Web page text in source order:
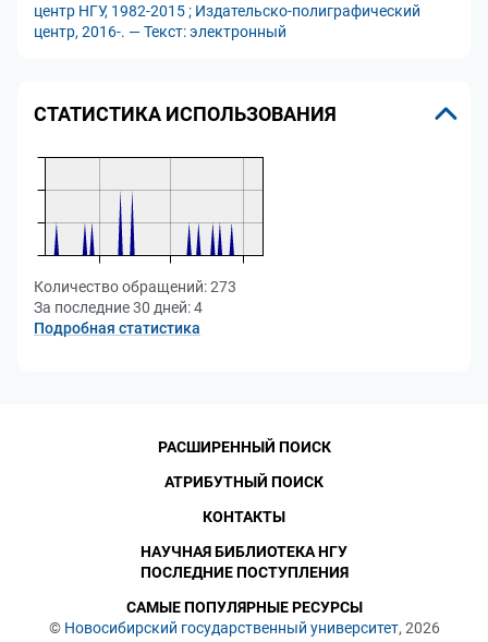
центр НГУ, 1982-2015 ; Издательско-полиграфический
центр, 2016-. — Текст: электронный
СТАТИСТИКА ИСПОЛЬЗОВАНИЯ
Количество обращений:273
За последние 30 дней:4
Подробная статистика
© Новосибирский государственный университет, 2026
РАСШИРЕННЫЙ ПОИСК
АТРИБУТНЫЙ ПОИСК
КОНТАКТЫ
НАУЧНАЯ БИБЛИОТЕКА НГУ
ПОСЛЕДНИЕ ПОСТУПЛЕНИЯ
САМЫЕ ПОПУЛЯРНЫЕ РЕСУРСЫ